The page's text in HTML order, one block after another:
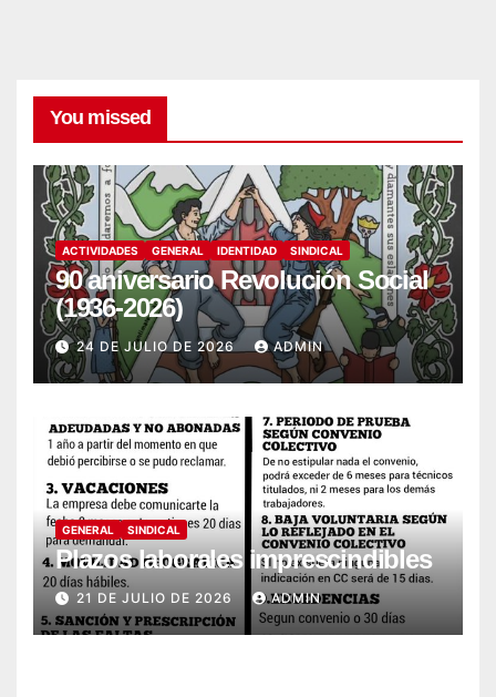
You missed
ACTIVIDADES GENERAL IDENTIDAD SINDICAL
90 aniversario Revolución Social
(1936-2026)
24 DE JULIO DE 2026 ADMIN
GENERAL SINDICAL
Plazos laborales imprescindibles
21 DE JULIO DE 2026 ADMIN